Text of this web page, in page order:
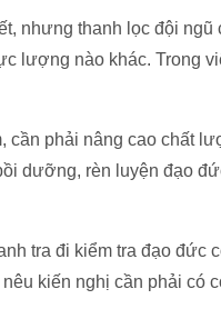
nhưng thanh lọc đội
lượng nào khác. Trong
phải nâng cao chất
dưỡng, rèn luyện đạo
tra đi kiểm tra đạo đức
kiến nghị cần phải có